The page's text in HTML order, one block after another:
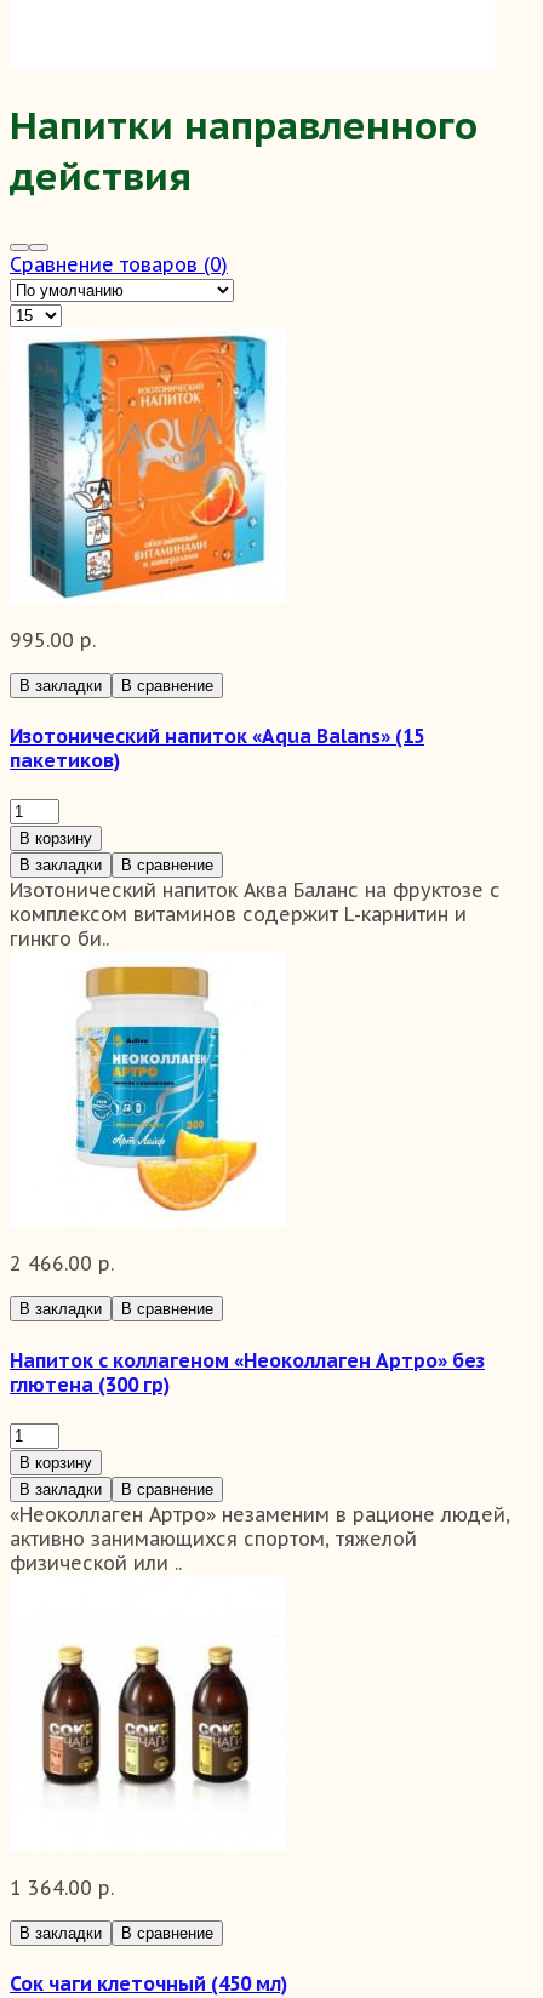
Напитки направленного
действия
Сравнение товаров (0)
995.00 р.
В закладки В сравнение
Изотонический напиток «Aqua Balans» (15
пакетиков)
В корзину
В закладки
В сравнение
Изотонический напиток Аква Баланс на фруктозе с
комплексом витаминов содержит L-карнитин и
гинкго би..
2 466.00 р.
В закладки В сравнение
Напиток с коллагеном «Неоколлаген Артро» без
глютена (300 гр)
В корзину
В закладки
В сравнение
«Неоколлаген Артро» незаменим в рационе людей,
активно занимающихся спортом, тяжелой
физической или ..
1 364.00 р.
В закладки В сравнение
Сок чаги клеточный (450 мл)